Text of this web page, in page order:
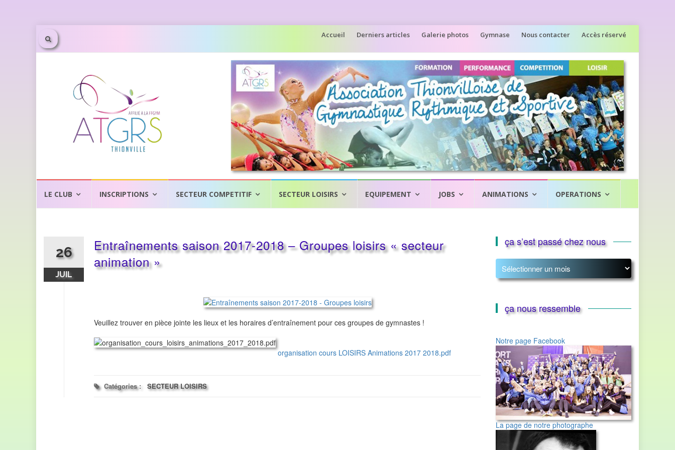
Aller
au
contenu
Accueil Derniers articles Galerie photos Gymnase Nous contacter Accès réservé
LE CLUB INSCRIPTIONS SECTEUR COMPETITIF SECTEUR LOISIRS EQUIPEMENT JOBS ANIMATIONS OPERATIONS
26
JUIL
Entraînements saison 2017-2018 – Groupes loisirs « secteur
animation »
Veuillez trouver en pièce jointe les lieux et les horaires d’entraînement pour ces groupes de gymnastes !
organisation cours LOISIRS Animations 2017 2018.pdf
Catégories : SECTEUR LOISIRS
ça s’est passé chez nous
ça
s’est
passé
nousça nous ressemble
Notre page Facebook
La page de notre photographe